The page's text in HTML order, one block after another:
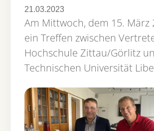
21.03.2023
Am Mittwoch, dem 15. März
ein Treffen zwischen
Hochschule Zittau/Görlitz
Technischen Universität